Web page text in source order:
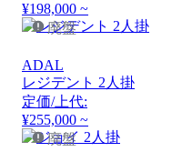
¥198,000 ~
廃盤
ADAL
レジデント 2人掛
定価/上代:
¥255,000 ~
廃盤